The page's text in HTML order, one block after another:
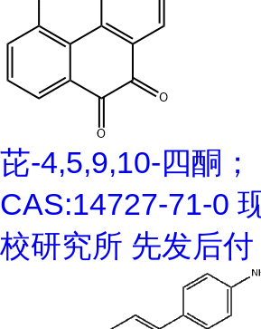
芘-4,5,9,10-四酮；
CAS:14727-71-0
校研究所 先发后付